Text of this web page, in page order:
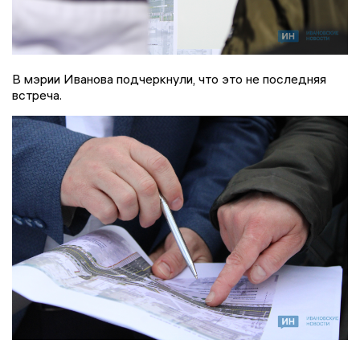
В мэрии Иванова подчеркнули, что это не последняя
встреча.